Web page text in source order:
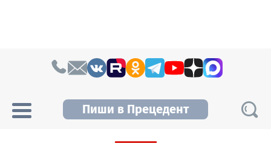
Пиши в Прецедент